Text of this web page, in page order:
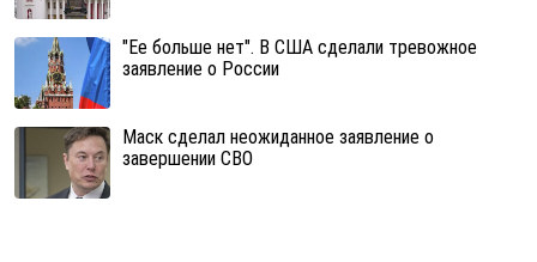
"Ее больше нет". В США сделали тревожное
заявление о России
Маск сделал неожиданное заявление о
завершении СВО